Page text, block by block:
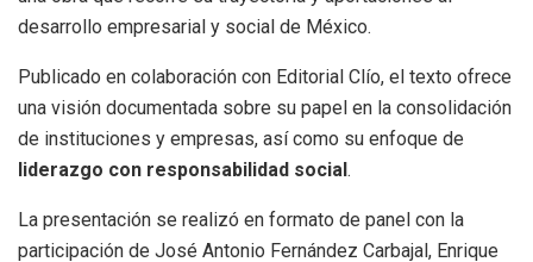
desarrollo empresarial y social de México.
Publicado en colaboración con Editorial Clío, el texto ofrece
una visión documentada sobre su papel en la consolidación
de instituciones y empresas, así como su enfoque de
liderazgo con responsabilidad social.
La presentación se realizó en formato de panel con la
participación de José Antonio Fernández Carbajal, Enrique